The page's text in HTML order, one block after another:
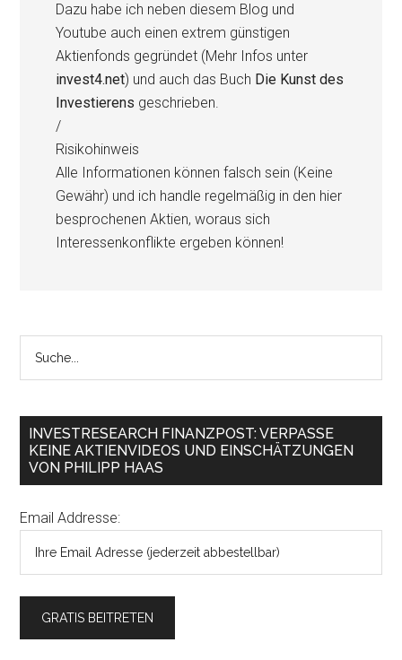
Dazu habe ich neben diesem Blog und
Youtube auch einen extrem günstigen
Aktienfonds gegründet (Mehr Infos unter
invest4.net) und auch das Buch Die Kunst des
Investierens geschrieben.
/
Risikohinweis
Alle Informationen können falsch sein (Keine
Gewähr) und ich handle regelmäßig in den hier
besprochenen Aktien, woraus sich
Interessenkonflikte ergeben können!
INVESTRESEARCH FINANZPOST: VERPASSE
KEINE AKTIENVIDEOS UND EINSCHÄTZUNGEN
VON PHILIPP HAAS
Email Addresse: